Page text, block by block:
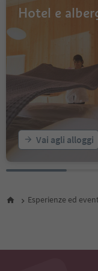
15
17
25
26
Hotel e
Vai agli alloggi
Esperienze ed